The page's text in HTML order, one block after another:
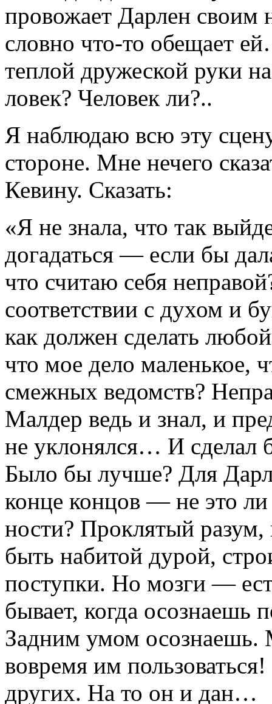
провожает Дарлен
словно что-то обещает
теплой дру­жеской руки
ловек? Человек ли?..
Я наблюдаю всю эту
стороне. Мне нечего
Кевину. Сказать:
«Я не знала, что так
догадаться — если бы
что считаю себя
соответ­ствии с духом и
как должен сделать
что мое дело маленькое,
смежных ве­домств?
Малдер ведь и знал, и
не уклонялся… И сделал
Было бы лучше? Для
конце кон­цов — не это
ности? Проклятый разум,
быть набитой дурой,
поступки. Но мозги —
бывает, когда осознаешь
Задним умом осознаешь.
вовремя им
других. На то он и дан…